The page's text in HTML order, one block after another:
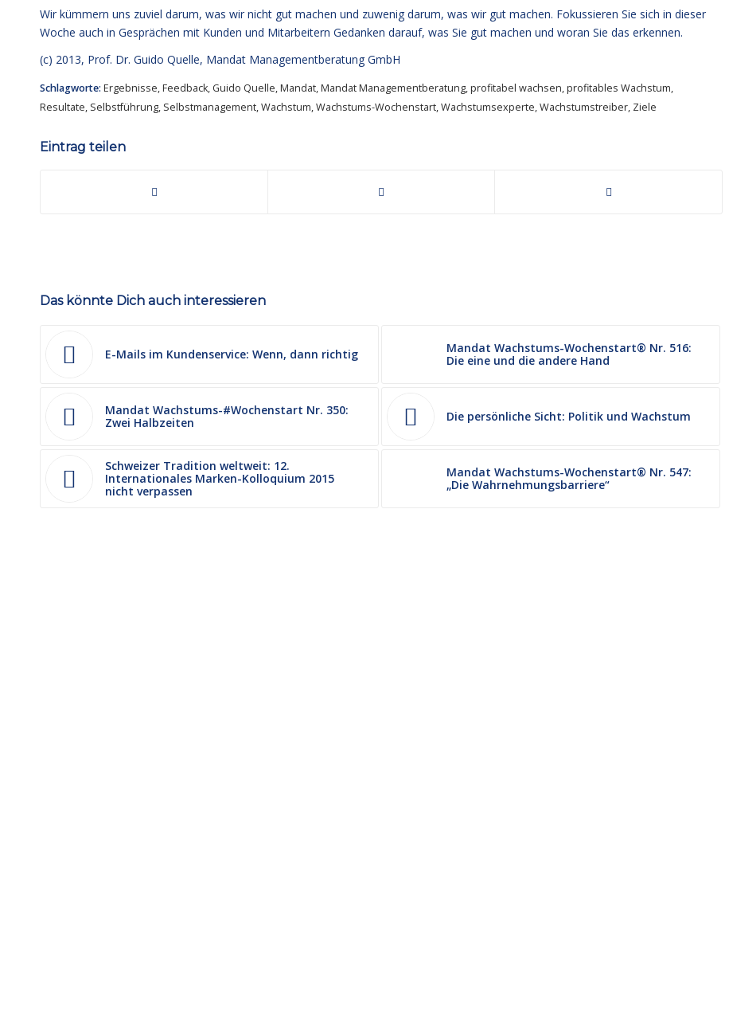
Wir kümmern uns zuviel darum, was wir nicht gut machen und zuwenig darum, was wir gut machen. Fokussieren Sie sich in dieser
Woche auch in Gesprächen mit Kunden und Mitarbeitern Gedanken darauf, was Sie gut machen und woran Sie das erkennen.
(c) 2013, Prof. Dr. Guido Quelle, Mandat Managementberatung GmbH
Schlagworte: Ergebnisse,Feedback, Guido Quelle,Mandat,Mandat Managementberatung,profitabel wachsen,profitables Wachstum,
Resultate, Selbstführung, Selbstmanagement,Wachstum,Wachstums-Wochenstart,Wachstumsexperte,Wachstumstreiber, Ziele
Eintrag teilen
Das könnte Dich auch interessieren
E-Mails im Kundenservice: Wenn, dann richtig
Mandat Wachstums-Wochenstart® Nr. 516:
Die eine und die andere Hand
Mandat Wachstums-#Wochenstart Nr. 350:
Zwei Halbzeiten
Die persönliche Sicht: Politik und Wachstum
Schweizer Tradition weltweit: 12.
Internationales Marken-Kolloquium 2015
nicht verpassen
Mandat Wachstums-Wochenstart® Nr. 547:
„Die Wahrnehmungsbarriere“